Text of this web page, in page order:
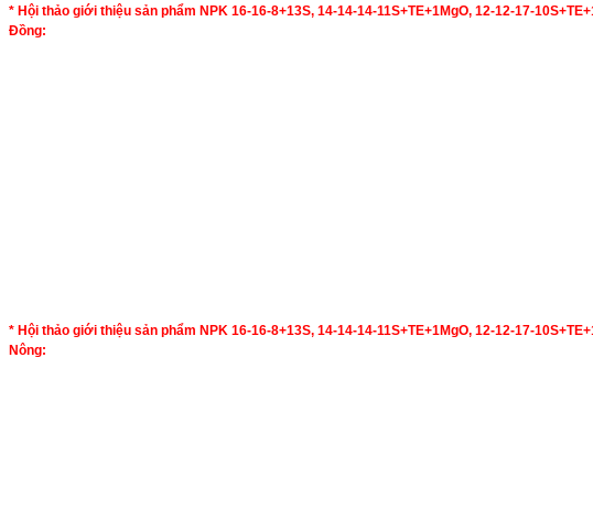
* Hội thảo giới thiệu sản phẩm NPK 16-16-8+13S, 14-14-14-11S+TE+1MgO, 12-12-17-
Đồng:
* Hội thảo giới thiệu sản phẩm NPK 16-16-8+13S, 14-14-14-11S+TE+1MgO, 12-12-17-
Nông: